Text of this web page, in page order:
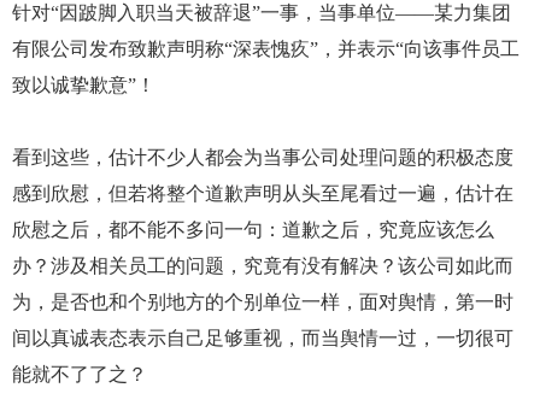
针对“因跛脚入职当天被辞退”一事，当事单位——某力集团
有限公司发布致歉声明称“深表愧疚”，并表示“向该事件员工
致以诚挚歉意”！
看到这些，估计不少人都会为当事公司处理问题的积极态度
感到欣慰，但若将整个道歉声明从头至尾看过一遍，估计在
欣慰之后，都不能不多问一句：道歉之后，究竟应该怎么
办？涉及相关员工的问题，究竟有没有解决？该公司如此而
为，是否也和个别地方的个别单位一样，面对舆情，第一时
间以真诚表态表示自己足够重视，而当舆情一过，一切很可
能就不了了之？